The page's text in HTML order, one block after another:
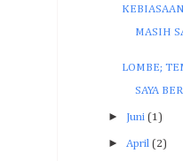
MASIH
LOMBE;
SAYA
► Juni (1)
► April (2)